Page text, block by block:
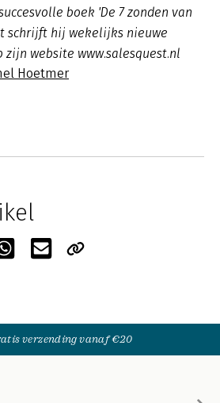
boek 'De 7 zonden van
schrijft hij wekelijks nieuwe
website www.salesquest.nl
Hoetmer
verzending vanaf €20